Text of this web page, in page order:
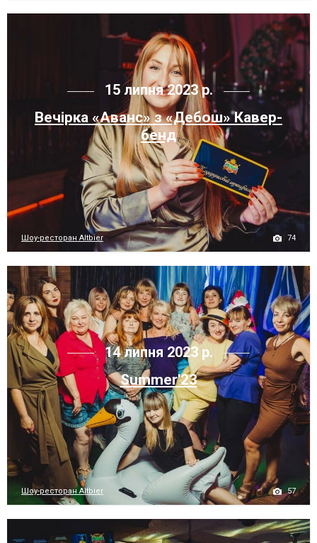
15 липня 2023 р.
Вечiрка «Аванс» з «Дебош» Кавер-
бенд
Шоу-ресторан Altbier 74
14 липня 2023 р.
Summer'23
Шоу-ресторан Altbier 57